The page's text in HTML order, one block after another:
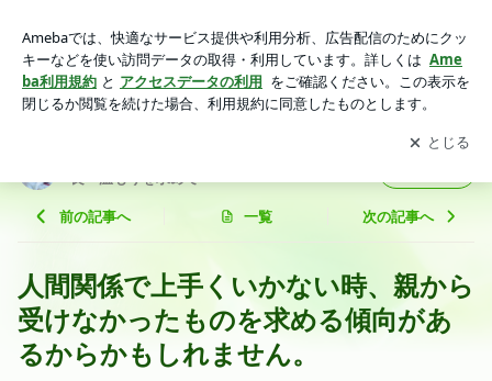
る傾向があるからかもしれません。 | 親子・夫婦・人間関係の
カウンセリング｜奈良・温もりを求めて
アプリをダウンロードして ブログの更新通知
を受け取りまし
ょう。
開く
良・温もりを求めて
前の記事へ 一覧 次の記事へ
人間関係で上手くいかない時、親から
受けなかったものを求める傾向があ
るからかもしれません。